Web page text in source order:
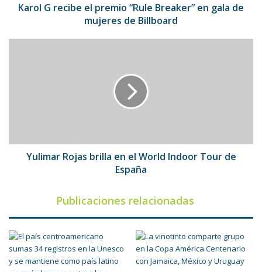
Karol G recibe el premio “Rule Breaker” en gala de
mujeres de Billboard
de
EspañaYulimar Rojas brilla en el World Indoor Tour de
España
Publicaciones relacionadas